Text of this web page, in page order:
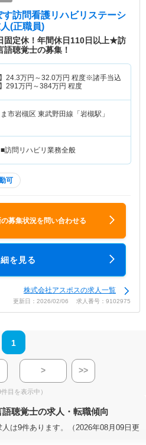
訪問看護リハビリステーシ
(正職員)
固定休！年間休日110日以上★訪
聴覚士の募集！
24.3万円～32.0万円 程度※諸手当込
291万円～384万円 程度
市岩槻区 東武野田線「岩槻駅」
■訪問リハビリ業務全般
可
募集状況を問い合わせる
を見る
株式会社アスポスの求人一覧
更新日：2026/02/06 求人番号：9102975
1
> >>
件目を表示中）
聴覚士の求人・転職傾向
は9件あります。（2026年08月09日更